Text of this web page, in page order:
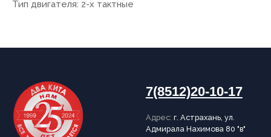
Тип двигателя: 2-х тактные
Пользовательское соглашение
Политика конфиденциальности
Публичная оферта